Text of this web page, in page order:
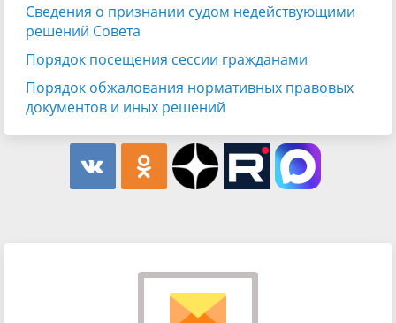
Сведения о признании судом недействующими
решений Совета
Порядок посещения сессии гражданами
Порядок обжалования нормативных правовых
документов и иных решений